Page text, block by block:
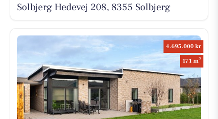
Solbjerg Hedevej 208, 8355 Solbjerg
4.695.000 kr
171 m2